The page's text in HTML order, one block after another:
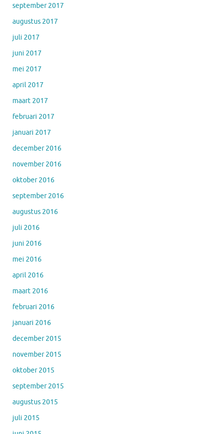
september 2017
augustus 2017
juli 2017
juni 2017
mei 2017
april 2017
maart 2017
februari 2017
januari 2017
december 2016
november 2016
oktober 2016
september 2016
augustus 2016
juli 2016
juni 2016
mei 2016
april 2016
maart 2016
februari 2016
januari 2016
december 2015
november 2015
oktober 2015
september 2015
augustus 2015
juli 2015